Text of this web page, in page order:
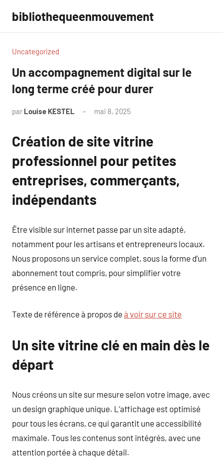
contenu
bibliothequeenmouvement
Uncategorized
Un accompagnement digital sur le
long terme créé pour durer
par Louise KESTEL mai 8, 2025
Création de site vitrine
professionnel pour petites
entreprises, commerçants,
indépendants
Être visible sur internet passe par un site adapté,
notamment pour les artisans et entrepreneurs locaux.
Nous proposons un service complet, sous la forme d’un
abonnement tout compris, pour simplifier votre
présence en ligne.
Texte de référence à propos de à voir sur ce site
Un site vitrine clé en main dès le
départ
Nous créons un site sur mesure selon votre image, avec
un design graphique unique. L’affichage est optimisé
pour tous les écrans, ce qui garantit une accessibilité
maximale. Tous les contenus sont intégrés, avec une
attention portée à chaque détail.